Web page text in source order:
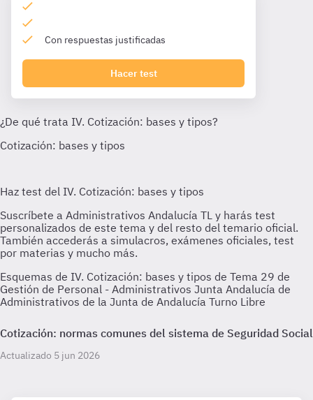
Con respuestas justificadas
Hacer test
Esquemas de IV. Cotización: bases y tipos de Tema 29 de
Gestión de Personal - Administrativos Junta Andalucía de
Administrativos de la Junta de Andalucía Turno Libre
Cotización: normas comunes del sistema de Seguridad Social
Actualizado 5 jun 2026